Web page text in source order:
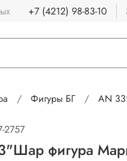
+7 (4212) 98-83-10
Фигуры БГ AN
2757
фигура